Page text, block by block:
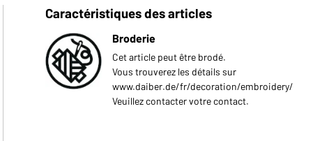
Caractéristiques des articles
Broderie
Cet article peut être brodé.
Vous trouverez les détails sur
www.daiber.de/fr/decoration/embroidery/
Veuillez contacter votre contact.